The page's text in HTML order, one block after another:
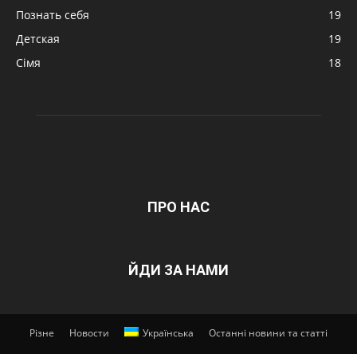
Познать себя
19
Детская
19
Сімя
18
ПРО НАС
ЙДИ ЗА НАМИ
Різне Новости Українська Останні новини та статті